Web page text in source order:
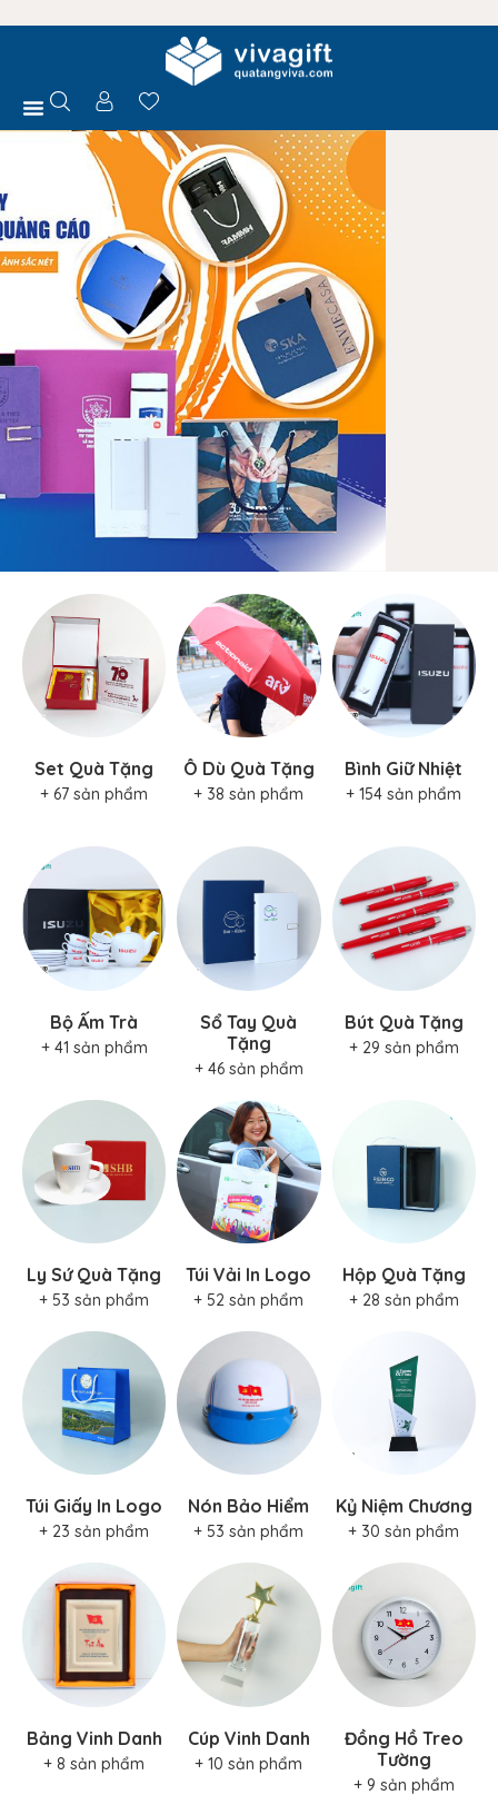
+ 67 sản phẩm
Ô Dù Quà Tặng
+ 38 sản phẩm + 154 sản phẩm
Bộ Ấm Trà
+ 41 sản phẩm
Sổ Tay Quà
Tặng
+ 46 sản phẩm
Bút Quà Tặng
+ 29 sản phẩm
Ly Sứ Quà Tặng
+ 53 sản phẩm
Túi Vải In Logo
+ 52 sản phẩm
Hộp Quà Tặng
+ 28 sản phẩm
Túi Giấy In Logo
+ 23 sản phẩm
Nón Bảo Hiểm
+ 53 sản phẩm + 30 sản phẩm
+ 8 sản phẩm
Cúp Vinh Danh
+ 10 sản phẩm
Đồng Hồ Treo
Tường
+ 9 sản phẩm